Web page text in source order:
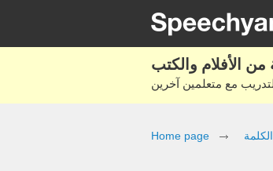
Home page الكلمة